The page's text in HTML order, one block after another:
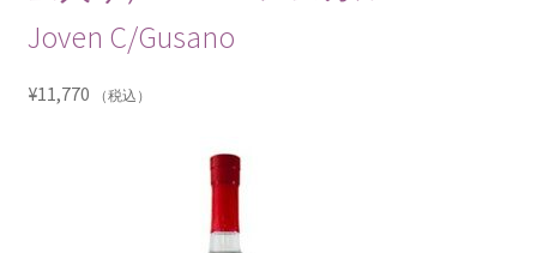
Joven C/Gusano
¥11,770 （税込）